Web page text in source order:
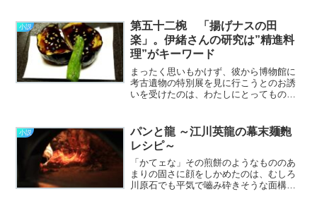
のベタぶりに、世の女性はうっかり「得
意料理は肉じゃがです」な………………
～続きを読む～
小説
第五十二椀 「揚げナスの田
楽」。伊緒さんの研究は”精進料
理”がキーワード
まったく思いもかけず、彼から博物館に
考古遺物の特別展を見に行こうとのお誘
いを受けたのは、わたしにとってものす
最初に習った概論を思い出し、夢中にな
ってしゃべりながら彼と観………………
～続きを読む～
小説
パンと龍 ～江川英龍の幕末麺麭
レシピ～
「かてェな」その煎餅のようなもののあ
まりの固さに顔をしかめたのは、むしろ
川原石でも平気で嚙み砕きそうな面構え